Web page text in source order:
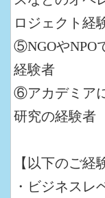
ロジェクト経
⑤NGOやNPO
経験者
⑥アカデミア
研究の経験者
【以下のご
・ビジネスレ